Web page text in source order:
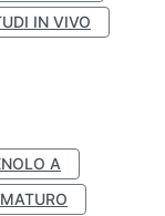
IN VIVO
A